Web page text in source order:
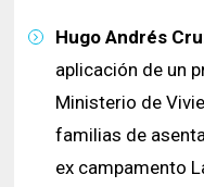
Hugo Andrés
aplicación de un
Ministerio de
familias de
ex campamento